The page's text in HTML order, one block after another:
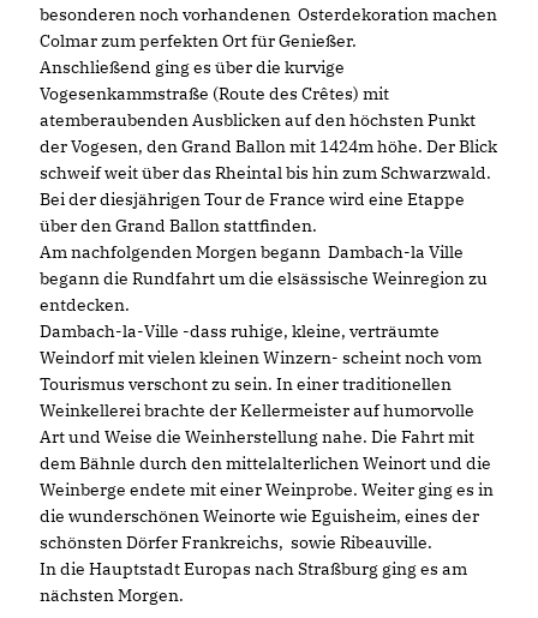
besonderen noch vorhandenen Osterdekoration machen
Colmar zum perfekten Ort für Genießer.
Anschließend ging es über die kurvige
Vogesenkammstraße (Route des Crêtes) mit
atemberaubenden Ausblicken auf den höchsten Punkt
der Vogesen, den Grand Ballon mit 1424m höhe. Der Blick
schweif weit über das Rheintal bis hin zum Schwarzwald.
Bei der diesjährigen Tour de France wird eine Etappe
über den Grand Ballon stattfinden.
Am nachfolgenden Morgen begann Dambach-la Ville
begann die Rundfahrt um die elsässische Weinregion zu
entdecken.
Dambach-la-Ville -dass ruhige, kleine, verträumte
Weindorf mit vielen kleinen Winzern- scheint noch vom
Tourismus verschont zu sein. In einer traditionellen
Weinkellerei brachte der Kellermeister auf humorvolle
Art und Weise die Weinherstellung nahe. Die Fahrt mit
dem Bähnle durch den mittelalterlichen Weinort und die
Weinberge endete mit einer Weinprobe. Weiter ging es in
die wunderschönen Weinorte wie Eguisheim, eines der
schönsten Dörfer Frankreichs, sowie Ribeauville.
In die Hauptstadt Europas nach Straßburg ging es am
nächsten Morgen.